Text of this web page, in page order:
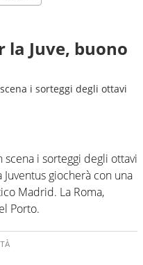
Juve, buono
i sorteggi degli ottavi
scena i sorteggi degli ottavi
giocherà con una
Madrid. La Roma,
Porto.